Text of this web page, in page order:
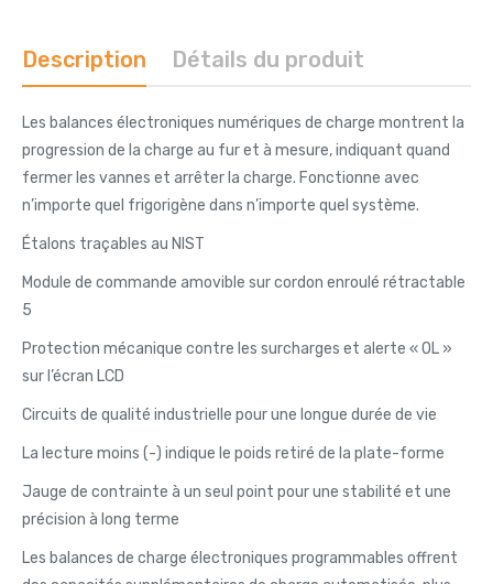
Description Détails du produit
Les balances électroniques numériques de charge montrent la
progression de la charge au fur et à mesure, indiquant quand
fermer les vannes et arrêter la charge. Fonctionne avec
n’importe quel frigorigène dans n’importe quel système.
Étalons traçables au NIST
Module de commande amovible sur cordon enroulé rétractable
5
Protection mécanique contre les surcharges et alerte « OL »
sur l’écran LCD
Circuits de qualité industrielle pour une longue durée de vie
La lecture moins (-) indique le poids retiré de la plate-forme
Jauge de contrainte à un seul point pour une stabilité et une
précision à long terme
Les balances de charge électroniques programmables offrent